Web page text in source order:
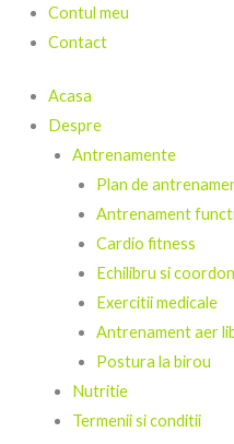
Contul meu
Contact
Acasa
Despre
Antrenamente
Plan de
Antrenament
Cardio fitness
Echilibru si
Exercitii medicale
Antrenament aer
Postura la birou
Nutritie
Termenii si conditii